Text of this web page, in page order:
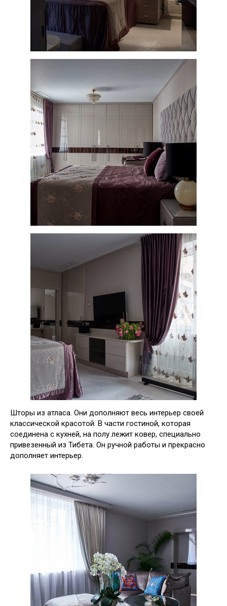
Шторы из атласа. Они дополняют весь интерьер своей
классической красотой. В части гостиной, которая
соединена с кухней, на полу лежит ковер, специально
привезенный из Тибета. Он ручной работы и прекрасно
дополняет интерьер.